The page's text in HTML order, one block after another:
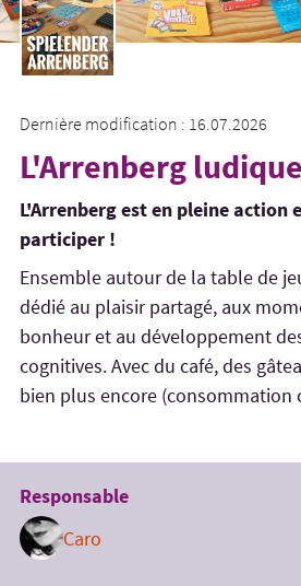
Dernière modification : 16.07.2026
L'Arrenberg ludique
L'Arrenberg est en pleine action
participer !
Ensemble autour de la table de
dédié au plaisir partagé, aux
bonheur et au développement
cognitives. Avec du café, des
bien plus encore (consommation
Responsable
Caro